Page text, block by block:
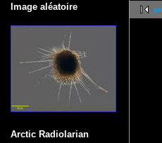
Image aléatoire
Arctic Radiolarian